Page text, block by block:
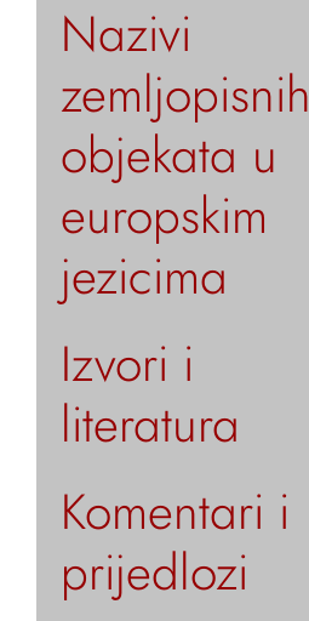
Nazivi
zemljopisnih
objekata u
europskim
jezicima
Izvori i
literatura
Komentari i
prijedlozi